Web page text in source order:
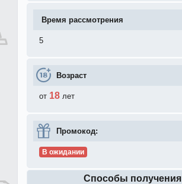
Время рассмотрения
5
Возраст
от 18 лет
Промокод:
В ожидании
Способы получения